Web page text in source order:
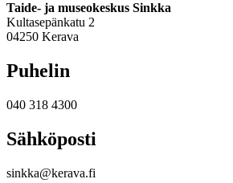
Taide- ja museokeskus Sinkka
Kultasepänkatu 2
04250 Kerava
Puhelin
040 318 4300
Sähköposti
sinkka@kerava.fi